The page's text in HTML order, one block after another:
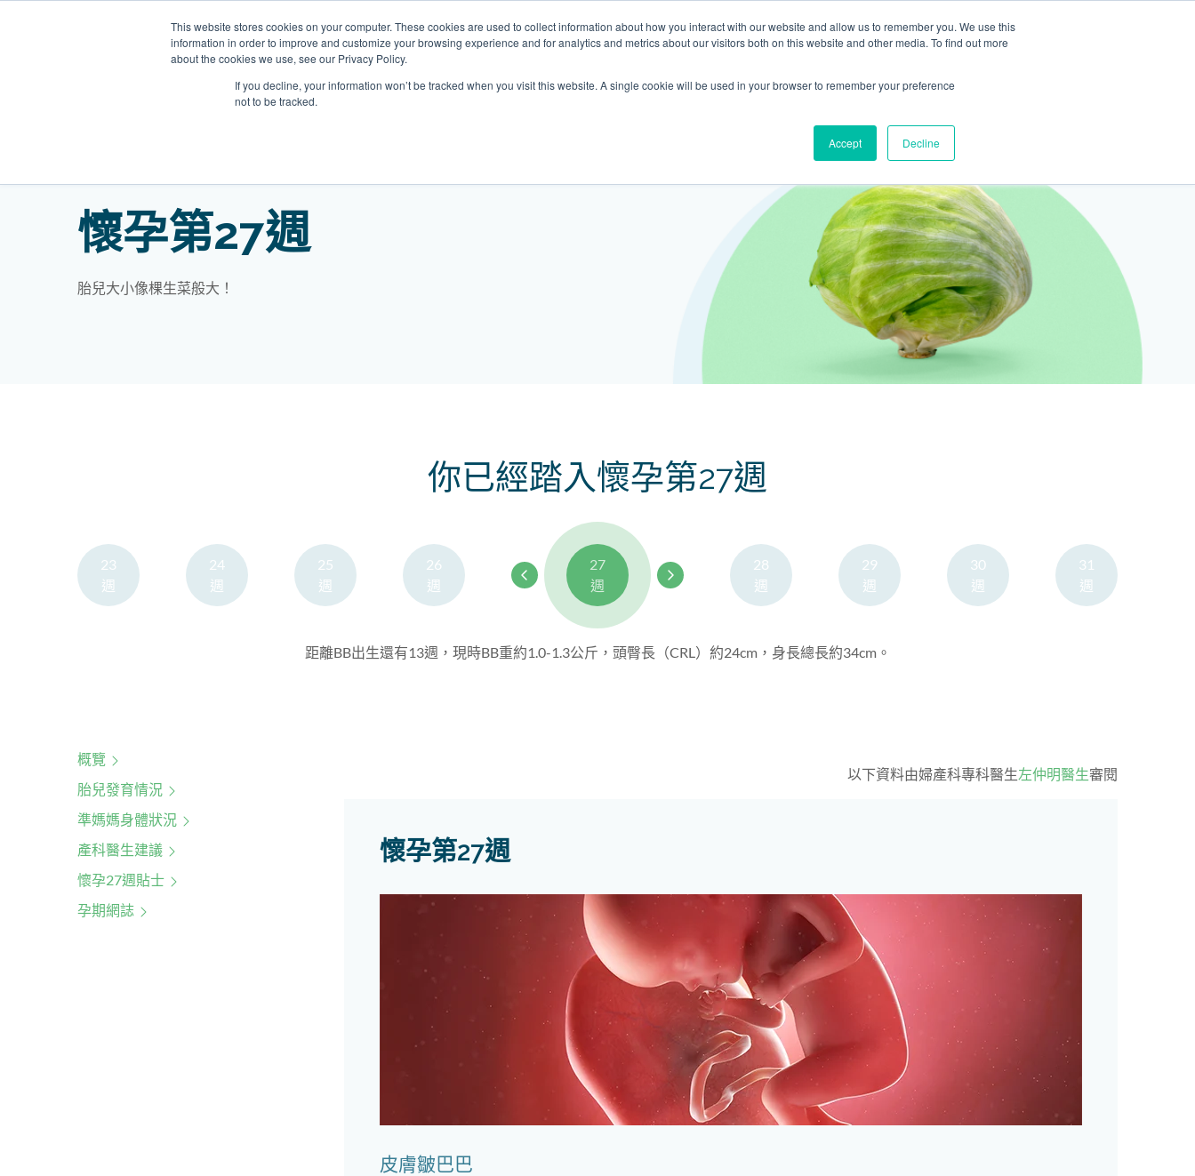
This website stores cookies on your computer. These cookies are used to collect information about how you interact with our website and allow us to remember you. We use this
information in order to improve and customize your browsing experience and for analytics and metrics about our visitors both on this website and other media. To find out more
about the cookies we use, see our Privacy Policy.
If you decline, your information won’t be tracked when you visit this website. A single cookie will be used in your browser to remember your preference
not to be tracked.
Accept Decline
關於我們 我們的診所
The Pulse 2樓212號舖
清水灣診所
香港新界壁屋清水灣道碧翠路牛奶公司
購物中心1樓 6,7A,7B,8室
香港新界壁屋清水灣道碧翠路牛奶
公司購物中心1樓 6,7A,7B,8室
淺水灣海灘道28號
The Pulse 2樓212號舖
中環專科門診
香港中環德己立街1號
世紀廣場20樓
The Pulse 2樓212號舖
清水灣診所
香港新界壁屋清水灣道碧翠路牛奶公司
購物中心1樓 6,7A,7B,8室
領康醫療的合作診所
OT&P 安納利助產士診所
香港中環德己立街1號世紀廣場地庫一
后大道中16–18號新世
Clinic
香港中環德己立街1號世紀廣場地
香港中環德己立街1號
淺水灣診所
淺水灣海灘道28號
The Pulse 2樓212號舖
淺水灣診所
淺水灣海灘道28號
The Pulse 2樓212號舖
香港中環德己立街1號
保健及醫美服務
香港中環德己立街1號世紀廣場6樓603
室
計劃 資源 最新活動 商店 2155 9055
我們的醫護團隊
懷孕第27週
胎兒大小像棵生菜般大！
你已經踏入懷孕第27週
23
週
24
週
25
週
26
週
27
週
28
週
29
週
30
週
31
週
距離BB出生還有13週，現時BB重約1.0-1.3公斤，頭臀長（CRL）約24cm，身長總長約34cm。
概覽
胎兒發育情況
準媽媽身體狀況
產科醫生建議
懷孕27週貼士
孕期網誌
以下資料由婦產科專科醫生左仲明醫生審閱
懷孕第27週
皮膚皺巴巴